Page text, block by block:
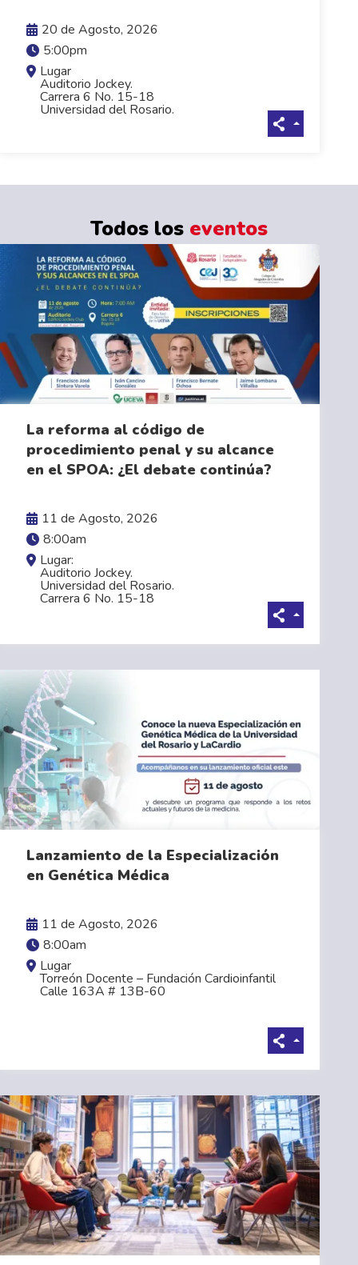
20 de Agosto, 2026
5:00pm
Lugar
Auditorio Jockey.
Carrera 6 No. 15-18
Universidad del Rosario.
Todos los eventos
VER MÁS
La reforma al código de
procedimiento penal y su alcance
en el SPOA: ¿El debate continúa?
11 de Agosto, 2026
8:00am
Lugar:
Auditorio Jockey.
Universidad del Rosario.
Carrera 6 No. 15-18
Lanzamiento de la Especialización
en Genética Médica
11 de Agosto, 2026
8:00am
Lugar
Torreón Docente – Fundación Cardioinfantil
Calle 163A # 13B-60